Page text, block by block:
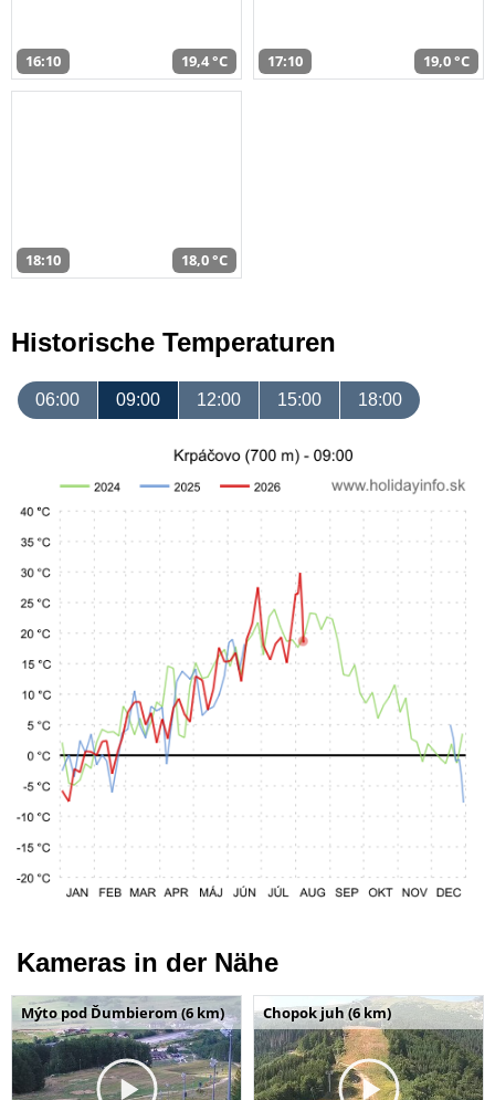
16:10 19,4 °C 17:10 19,0 °C
18:10 18,0 °C
Historische Temperaturen
06:00 09:00 12:00 15:00 18:00
Kameras in der Nähe
Mýto pod Ďumbierom (6 km) Chopok juh (6 km)